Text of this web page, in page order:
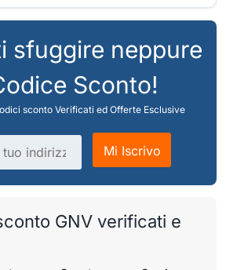
sfuggire neppure
Sconto!
sconto Verificati ed Offerte Esclusive
Mi Iscrivo
GNV verificati e